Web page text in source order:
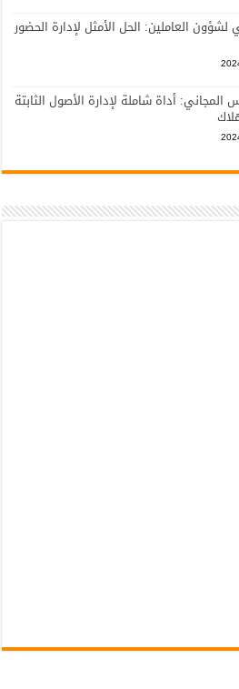
لشؤون العاملين: الحل الأمثل لإدارة الحضور
المجاني: أداة شاملة لإدارة الأصول الثابتة